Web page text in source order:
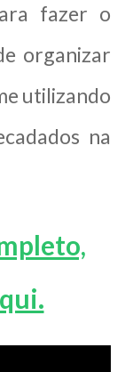
fazer o
organizar
utilizando
na